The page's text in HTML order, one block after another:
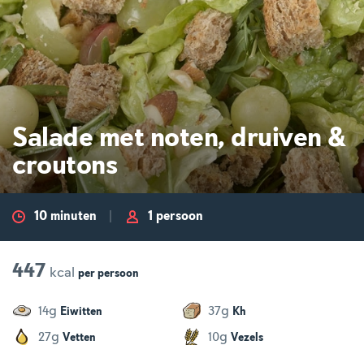
Salade met noten, druiven &
croutons
10 minuten 1 persoon
447 kcal per persoon
14g Eiwitten 37g Kh
27g Vetten 10g Vezels